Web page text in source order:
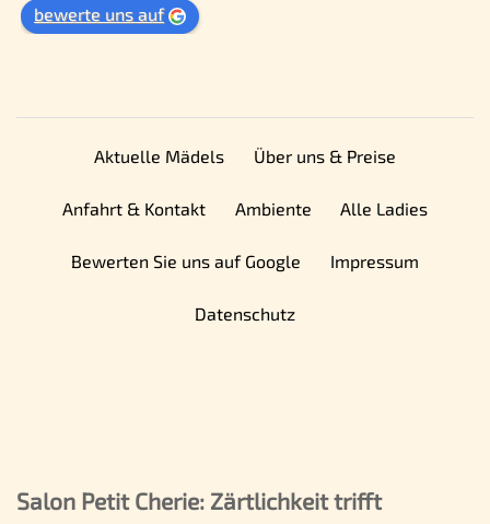
bewerte uns auf
Aktuelle Mädels Über uns & Preise
Anfahrt & Kontakt Ambiente Alle Ladies
Bewerten Sie uns auf Google Impressum
Datenschutz
Salon Petit Cherie: Zärtlichkeit trifft